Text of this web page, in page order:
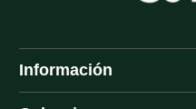
Información